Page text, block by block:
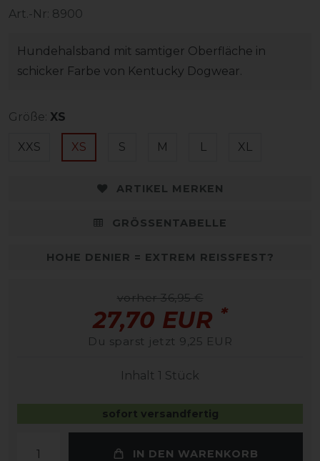
Art.-Nr: 8900
Hundehalsband mit samtiger Oberfläche in
schicker Farbe von Kentucky Dogwear.
Größe: XS
XXS XS S M L XL
ARTIKEL MERKEN
GRÖSSENTABELLE
HOHE DENIER = EXTREM REISSFEST?
vorher 36,95 €
27,70 EUR *
Du sparst jetzt 9,25 EUR
Inhalt 1 Stück
sofort versandfertig
IN DEN WARENKORB